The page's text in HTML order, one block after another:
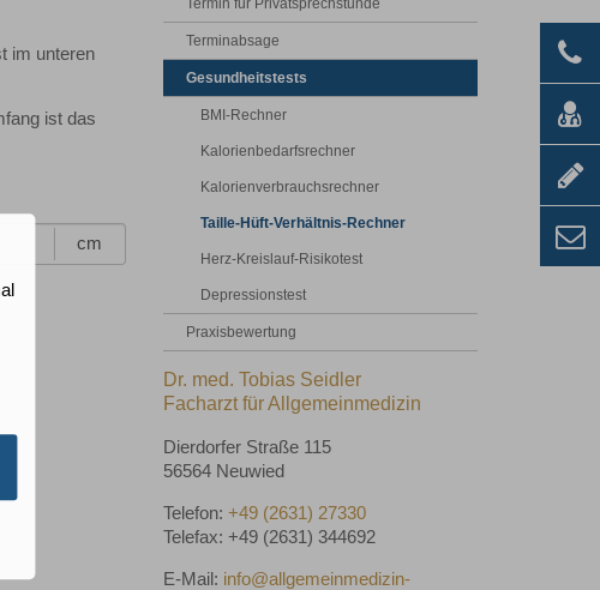
im unteren
ist das
cm
Terminabsage
Gesundheitstests
BMI-Rechner
Kalorienbedarfsrechner
Kalorienverbrauchsrechner
Taille-Hüft-Verhältnis-Rechner
Herz-Kreislauf-Risikotest
Depressionstest
Praxisbewertung
Dr. med. Tobias Seidler
Facharzt für Allgemeinmedizin
Dierdorfer Straße 115
56564 Neuwied
Telefon: +49 (2631) 27330
Telefax: +49 (2631) 344692
E-Mail: info@allgemeinmedizin-